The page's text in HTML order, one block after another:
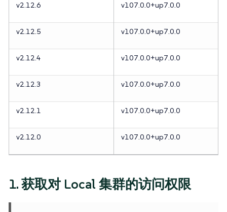
v2.12.6 v107.0.0+up7.0.0
v2.12.5 v107.0.0+up7.0.0
v2.12.4 v107.0.0+up7.0.0
v2.12.3 v107.0.0+up7.0.0
v2.12.1 v107.0.0+up7.0.0
v2.12.0 v107.0.0+up7.0.0
1. 获取对 Local 集群的访问权限